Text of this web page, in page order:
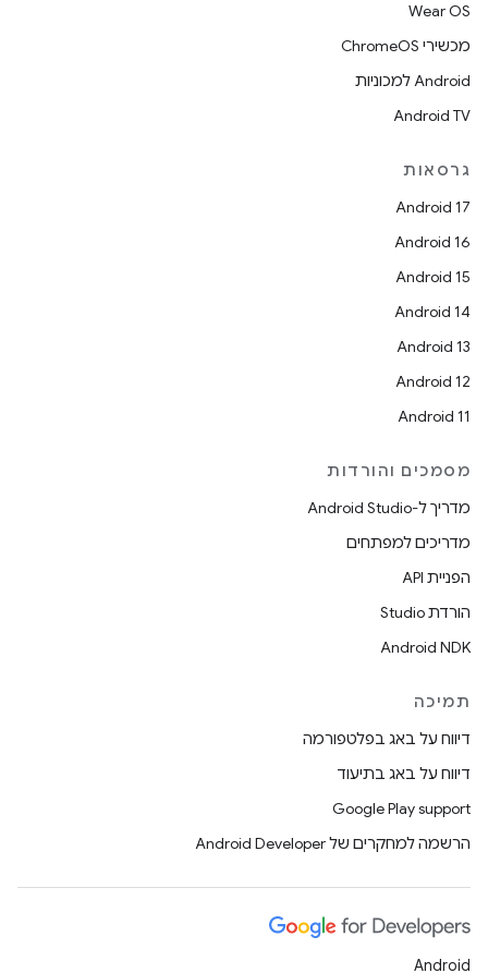
Wear OS
מכשירי ChromeOS
Android למכוניות
Android TV
גרסאות
Android 17
Android 16
Android 15
Android 14
Android 13
Android 12
Android 11
מסמכים והורדות
מדריך ל-Android Studio
מדריכים למפתחים
הפניית API
הורדת Studio
Android NDK
תמיכה
דיווח על באג בפלטפורמה
דיווח על באג בתיעוד
Google Play support
הרשמה למחקרים של Android Developer
Android